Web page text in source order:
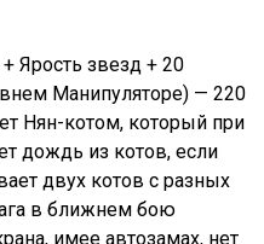
Ярость звезд + 20
Манипуляторе) — 220
Нян-котом, который при
дождь из котов, если
двух котов с разных
в ближнем бою
имее автозамах, нет